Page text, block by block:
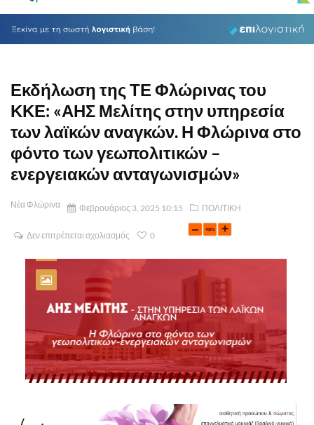
Εκδήλωση της ΤΕ Φλώρινας του
ΚΚΕ: «ΑΗΣ Μελίτης στην υπηρεσία
των λαϊκών αναγκών. Η Φλώρινα στο
φόντο των γεωπολιτικών –
ενεργειακών ανταγωνισμών»
Νέα Φλώρινα Φεβρουάριος 3, 2025 10:15 ΠΟΛΙΤΙΚΗ
Δεν επιτρέπεται σχολιασμός 0